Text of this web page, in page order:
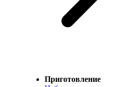
Приготовление